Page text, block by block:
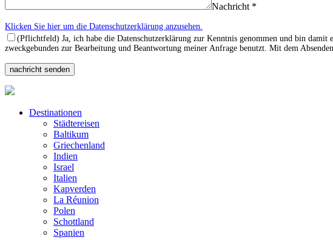
Nachricht *
Klicken Sie hier um die Datenschutzerklärung anzusehen.
(Pflichtfeld) Ja, ich habe die Datenschutzerklärung zur Kenntnis genommen und bin damit
zweckgebunden zur Bearbeitung und Beantwortung meiner Anfrage benutzt. Mit dem
Destinationen
Städtereisen
Baltikum
Griechenland
Indien
Israel
Italien
Kapverden
La Réunion
Polen
Schottland
Spanien